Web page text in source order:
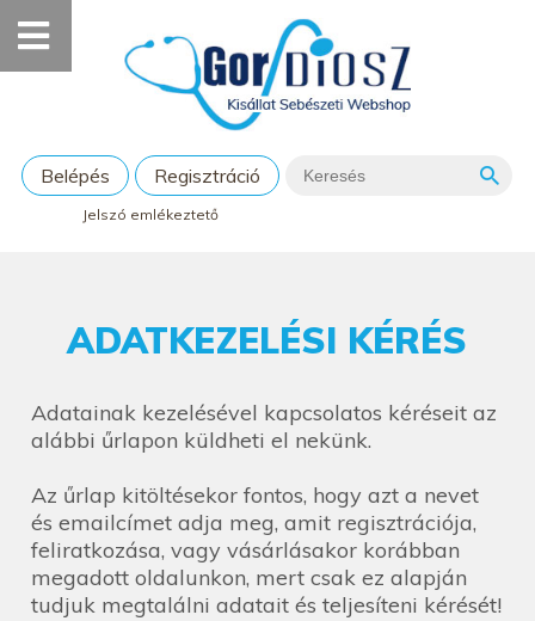
Belépés Regisztráció
Jelszó emlékeztető
ADATKEZELÉSI KÉRÉS
Adatainak kezelésével kapcsolatos kéréseit az
alábbi űrlapon küldheti el nekünk.
Az űrlap kitöltésekor fontos, hogy azt a nevet
és emailcímet adja meg, amit regisztrációja,
feliratkozása, vagy vásárlásakor korábban
megadott oldalunkon, mert csak ez alapján
tudjuk megtalálni adatait és teljesíteni kérését!